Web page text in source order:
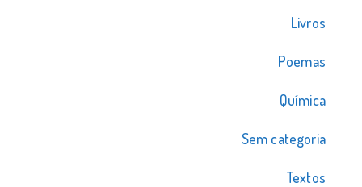
Livros
Poemas
Química
Sem categoria
Textos